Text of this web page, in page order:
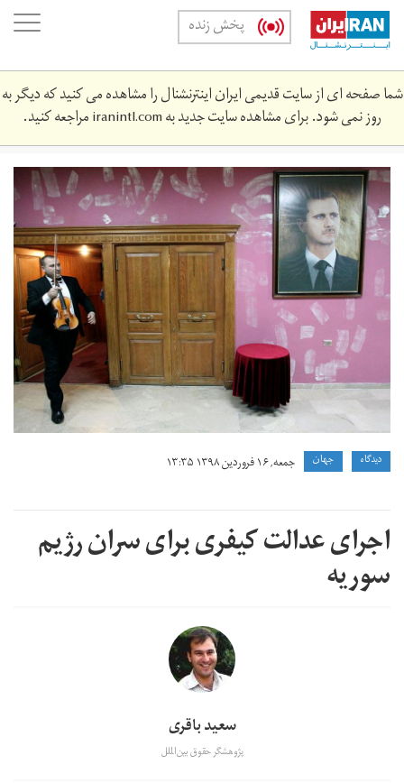
Skip
main
content
پخش زنده
شما صفحه ای از سایت قدیمی ایران اینترنشنال را مشاهده می کنید که دیگر به
روز نمی شود. برای مشاهده سایت جدید بهiranintl.comمراجعه کنید.
2019-
03-
crisis-
syria-
timeline.jpg
دیدگاه جهان جمعه, ۱۶ فروردین ۱۳۹۸ ۱۳:۳۵
اجرای عدالت کیفری برای سران رژیم
سوریه
سعید باقری
پژوهشگر حقوق بین‌الملل